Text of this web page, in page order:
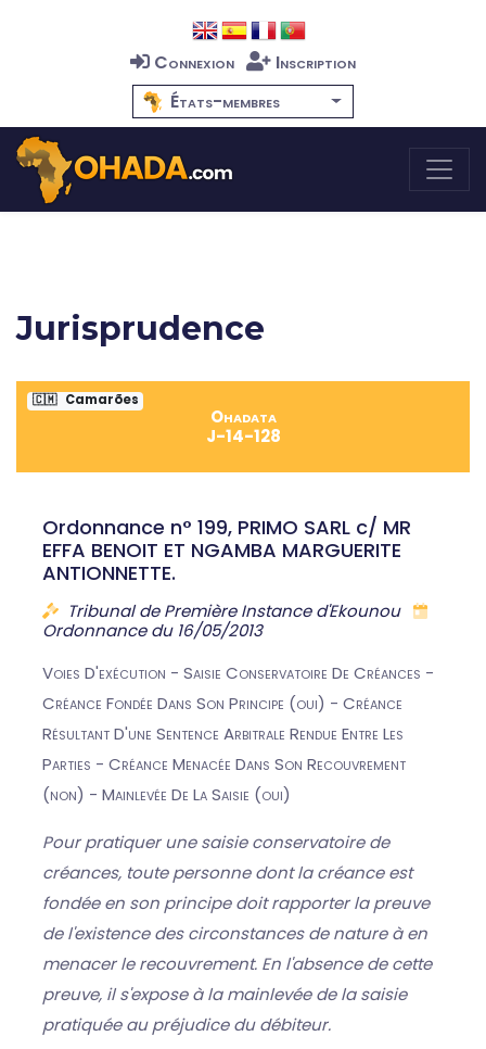
Connexion
Inscription
États-membres
Jurisprudence
🇨🇲 Camarões
Ohadata
J-14-128
Ordonnance n° 199, PRIMO SARL c/ MR
EFFA BENOIT ET NGAMBA MARGUERITE
ANTIONNETTE.
Tribunal de Première Instance d'Ekounou
Ordonnance du 16/05/2013
Voies D'exécution - Saisie Conservatoire De Créances -
Créance Fondée Dans Son Principe (oui) - Créance
Résultant D'une Sentence Arbitrale Rendue Entre Les
Parties - Créance Menacée Dans Son Recouvrement
(non) - Mainlevée De La Saisie (oui)
Pour pratiquer une saisie conservatoire de
créances, toute personne dont la créance est
fondée en son principe doit rapporter la preuve
de l'existence des circonstances de nature à en
menacer le recouvrement. En l'absence de cette
preuve, il s'expose à la mainlevée de la saisie
pratiquée au préjudice du débiteur.